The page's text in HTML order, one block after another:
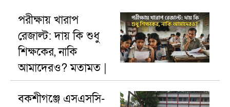
পরীক্ষায় খারাপ
রেজাল্ট: দায় কি শুধু
শিক্ষকের, নাকি
আমাদেরও? মতামত |
বকশীগঞ্জে এসএসসি-